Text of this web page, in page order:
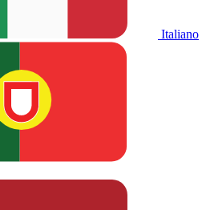
Italiano